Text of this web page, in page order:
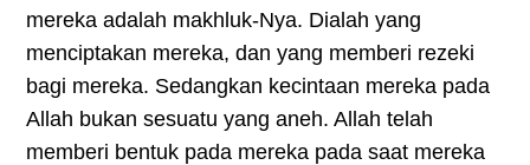
mereka adalah makhluk-Nya. Dialah yang
menciptakan mereka, dan yang memberi rezeki
bagi mereka. Sedangkan kecintaan mereka pada
Allah bukan sesuatu yang aneh. Allah telah
memberi bentuk pada mereka pada saat mereka